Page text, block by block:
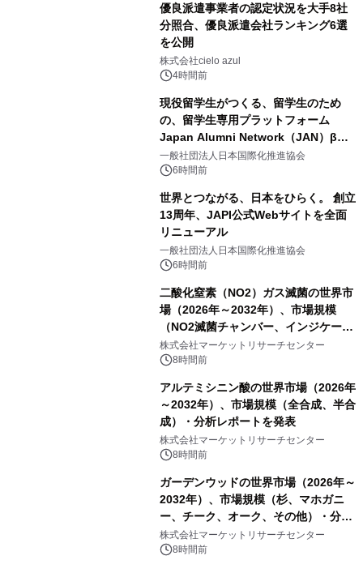
優良派遣事業者の認定状況を大手8社
分照合、優良派遣会社ランキング6選
を公開
株式会社cielo azul
4時間前
現役留学生がつくる、留学生のため
の、留学生専用プラットフォーム
Japan Alumni Network（JAN）β版
をリリース
一般社団法人日本国際化推進協会
6時間前
世界とつながる、日本をひらく。 創立
13周年、JAPI公式Webサイトを全面
リニューアル
一般社団法人日本国際化推進協会
6時間前
二酸化窒素（NO2）ガス滅菌の世界市
場（2026年～2032年）、市場規模
（NO2滅菌チャンバー、インジケータ
ーおよびモニタリングシステム、その
他）・分析レポートを発表
株式会社マーケットリサーチセンター
8時間前
アルテミシニン酸の世界市場（2026年
～2032年）、市場規模（全合成、半合
成）・分析レポートを発表
株式会社マーケットリサーチセンター
8時間前
ガーデンウッドの世界市場（2026年～
2032年）、市場規模（杉、マホガニ
ー、チーク、オーク、その他）・分析
レポートを発表
株式会社マーケットリサーチセンター
8時間前